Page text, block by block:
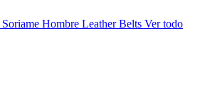
Soriame Hombre Leather Belts Ver todo